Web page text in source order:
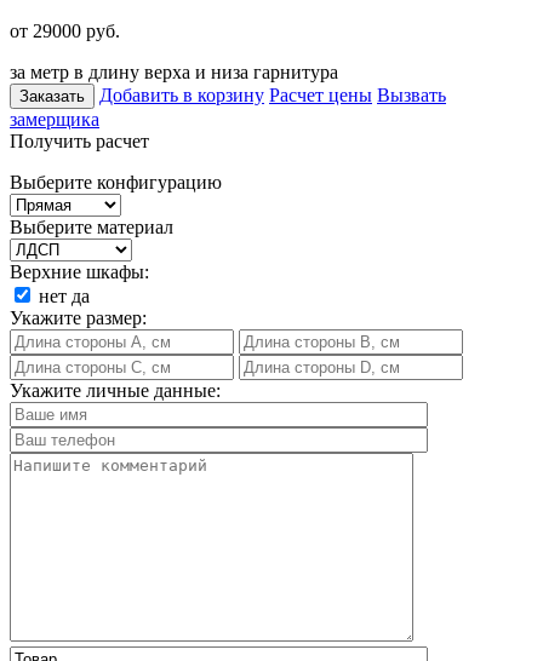
от 29000 руб.
за метр в длину верха и низа гарнитура
Заказать Добавить в корзину Расчет цены Вызвать
замерщика
Получить расчет
Выберите конфигурацию
Выберите материал
Верхние шкафы:
нет да
Укажите размер:
Укажите личные данные: